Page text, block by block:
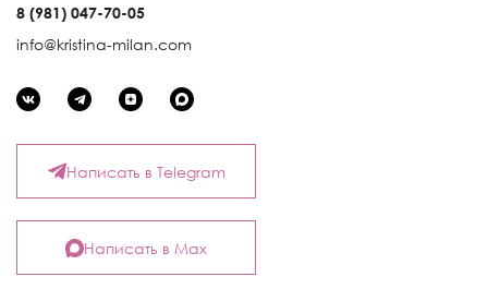
8 (981) 047-70-05
info@kristina-milan.com
Написать в Telegram
Написать в Max